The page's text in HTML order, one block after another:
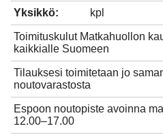
Yksikkö: kpl
Toimituskulut Matkahuollon
kaikkialle Suomeen
Tilauksesi toimitetaan jo
noutovarastosta
Espoon noutopiste avoinna
12.00–17.00